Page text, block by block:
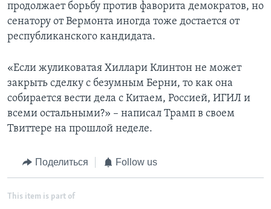
продолжает борьбу против фаворита демократов, но
сенатору от Вермонта иногда тоже достается от
республиканского кандидата.
«Если жуликоватая Хиллари Клинтон не может
закрыть сделку с безумным Берни, то как она
собирается вести дела с Китаем, Россией, ИГИЛ и
всеми остальными?» – написал Трамп в своем
Твиттере на прошлой неделе.
Поделиться Follow us
This item is part of